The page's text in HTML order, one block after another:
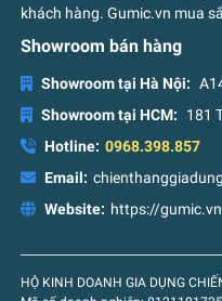
khách hàng. Gumic.vn mua
Showroom bán hàng
Showroom tại Hà Nội:
Showroom tại HCM:
181
Hotline: 0968.398.857
Email:
Website: https://gumic.vn
HỘ KINH DOANH GIA DỤNG